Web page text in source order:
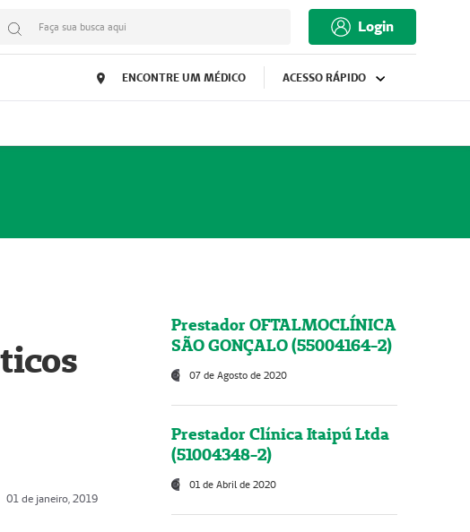
Faça sua busca aqui Login
ENCONTRE UM MÉDICO ACESSO RÁPIDO
01 de janeiro, 2019
Prestador OFTALMOCLÍNICA
SÃO GONÇALO (55004164-2)
07 de Agosto de 2020
Prestador Clínica Itaipú Ltda
(51004348-2)
01 de Abril de 2020